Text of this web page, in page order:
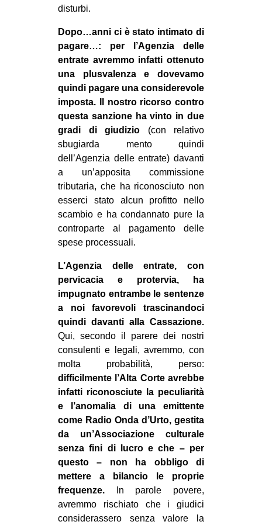
disturbi.
Dopo…anni ci è stato intimato di
pagare…: per l’Agenzia delle
entrate avremmo infatti ottenuto
una plusvalenza e dovevamo
quindi pagare una considerevole
imposta. Il nostro ricorso contro
questa sanzione ha vinto in due
gradi di giudizio (con relativo
sbugiarda mento quindi
dell’Agenzia delle entrate) davanti
a un’apposita commissione
tributaria, che ha riconosciuto non
esserci stato alcun profitto nello
scambio e ha condannato pure la
controparte al pagamento delle
spese processuali.
L’Agenzia delle entrate, con
pervicacia e protervia, ha
impugnato entrambe le sentenze
a noi favorevoli trascinandoci
quindi davanti alla Cassazione.
Qui, secondo il parere dei nostri
consulenti e legali, avremmo, con
molta probabilità, perso:
difficilmente l’Alta Corte avrebbe
infatti riconosciute la peculiarità
e l’anomalia di una emittente
come Radio Onda d’Urto, gestita
da un’Associazione culturale
senza fini di lucro e che – per
questo – non ha obbligo di
mettere a bilancio le proprie
frequenze. In parole povere,
avremmo rischiato che i giudici
considerassero senza valore la